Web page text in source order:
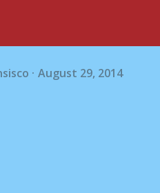
August 29, 2014